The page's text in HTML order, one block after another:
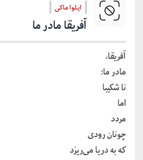
ایلوا ماکی
آفریقا مادر ما
آفریقا،
مادر ما:
نا شکیبا
اما
مردد
چونان رودی
که به دریا می‌ریزد